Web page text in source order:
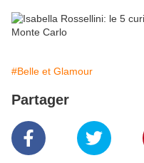
#Belle et Glamour
Partager